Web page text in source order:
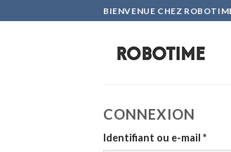
to
BIENVENUE CHEZ
CONNEXION
Identifiant ou e-mail *